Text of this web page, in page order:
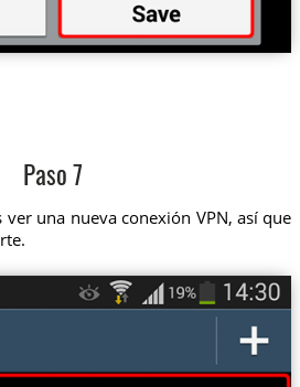
Paso 7
una nueva conexión VPN, así que